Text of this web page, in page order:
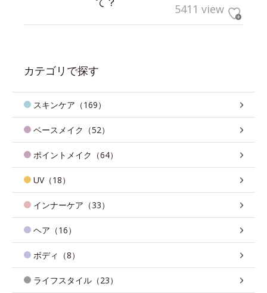
5411 view
カテゴリで探す
スキンケア（169）
ベースメイク（52）
ポイントメイク（64）
UV（18）
インナーケア（33）
ヘア（16）
ボディ（8）
ライフスタイル（23）